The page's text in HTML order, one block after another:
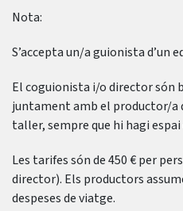
Nota:
S’accepta un/a guionista d’un
El coguionista i/o director són
juntament amb el productor/a
taller, sempre que hi hagi
Les tarifes són de 450 € per
director). Els productors
despeses de viatge.